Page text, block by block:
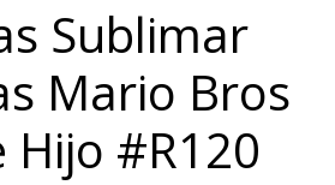
Sublimar
Mario Bros
Hijo #R120